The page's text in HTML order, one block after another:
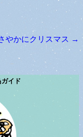
やかにクリスマス →
イド